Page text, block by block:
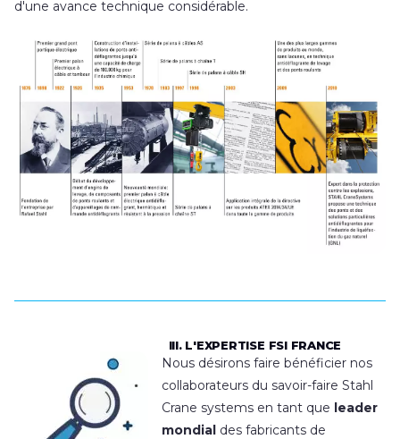
d'une avance technique considérable.
III. L'EXPERTISE FSI FRANCE
Nous désirons faire bénéficier nos
collaborateurs du savoir-faire Stahl
Crane systems en tant que leader
mondial des fabricants de